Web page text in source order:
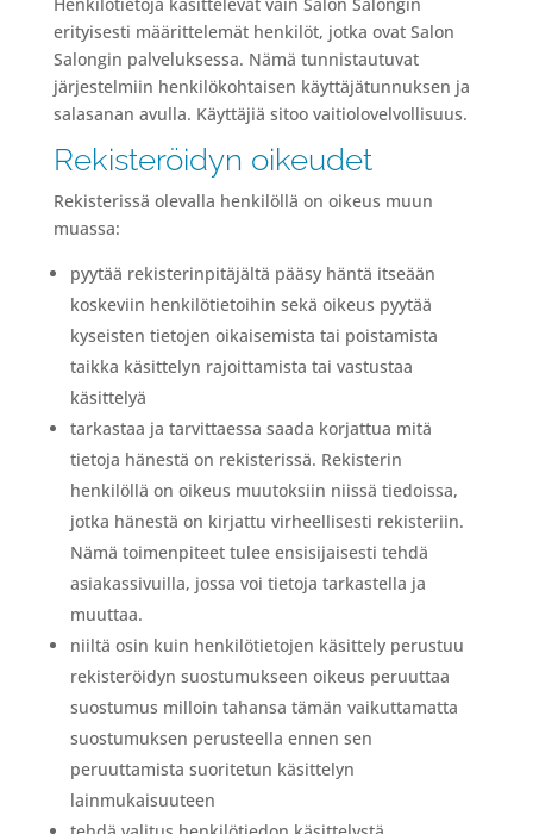
erityisesti määrittelemät henkilöt, jotka ovat Salon
Salongin palveluksessa. Nämä tunnistautuvat
järjestelmiin henkilökohtaisen käyttäjätunnuksen ja
salasanan avulla. Käyttäjiä sitoo vaitiolovelvollisuus.
Rekisteröidyn oikeudet
Rekisterissä olevalla henkilöllä on oikeus muun
muassa:
pyytää rekisterinpitäjältä pääsy häntä itseään
koskeviin henkilötietoihin sekä oikeus pyytää
kyseisten tietojen oikaisemista tai poistamista
taikka käsittelyn rajoittamista tai vastustaa
käsittelyä
tarkastaa ja tarvittaessa saada korjattua mitä
tietoja hänestä on rekisterissä. Rekisterin
henkilöllä on oikeus muutoksiin niissä tiedoissa,
jotka hänestä on kirjattu virheellisesti rekisteriin.
Nämä toimenpiteet tulee ensisijaisesti tehdä
asiakassivuilla, jossa voi tietoja tarkastella ja
muuttaa.
niiltä osin kuin henkilötietojen käsittely perustuu
rekisteröidyn suostumukseen oikeus peruuttaa
suostumus milloin tahansa tämän vaikuttamatta
suostumuksen perusteella ennen sen
peruuttamista suoritetun käsittelyn
lainmukaisuuteen